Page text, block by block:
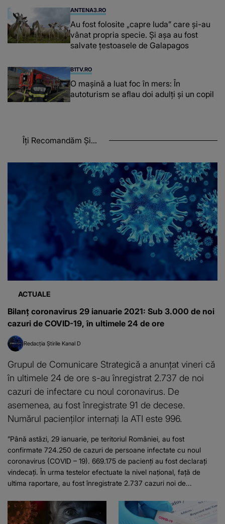
ANTENA3.RO
Au fost folosite „capre Iuda” care și-au
vânat propria specie. Și așa au fost
salvate țestoasele de Galapagos
B1TV.RO
O maşină a luat foc în mers: În
autoturism se aflau doi adulți și un copil
Îți Recomandăm Și...
ACTUALE
Bilanț coronavirus 29 ianuarie 2021: Sub 3.000 de noi
cazuri de COVID-19, în ultimele 24 de ore
Redacția Știrile Kanal D
Grupul de Comunicare Strategică a anunţat vineri că
în ultimele 24 de ore s-au înregistrat 2.737 de noi
cazuri de infectare cu noul coronavirus. De
asemenea, au fost înregistrate 91 de decese.
Numărul pacienţilor internaţi la ATI este 996.
”Până astăzi, 29 ianuarie, pe teritoriul României, au fost
confirmate 724.250 de cazuri de persoane infectate cu noul
coronavirus (COVID – 19). 669.175 de pacienţi au fost declaraţi
vindecaţi. În urma testelor efectuate la nivel naţional, faţă de
ultima raportare, au fost înregistrate 2.737 cazuri noi de...